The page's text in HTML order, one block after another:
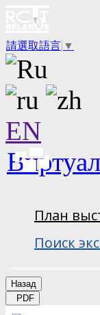
請選取語言 ▼
EN
План
Поиск
Назад
PDF